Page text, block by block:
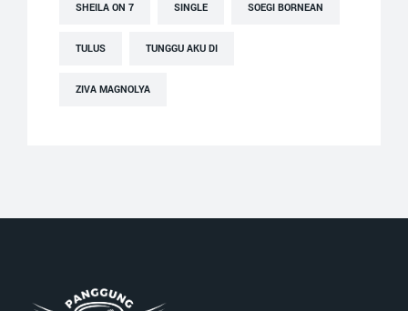
SHEILA ON 7 SINGLE SOEGI BORNEAN
TULUS TUNGGU AKU DI
ZIVA MAGNOLYA